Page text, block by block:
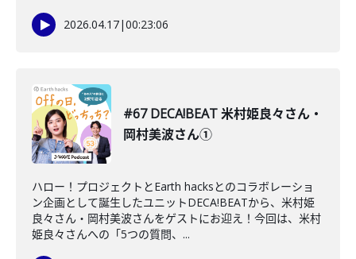
2026.04.17|00:23:06
#67 DECA!BEAT 米村姫良々さん・
岡村美波さん①
ハロー！プロジェクトとEarth hacksとのコラボレーショ
ン企画として誕生したユニットDECA!BEATから、米村姫
良々さん・岡村美波さんをゲストにお迎え！今回は、米村
姫良々さんへの「5つの質問、...